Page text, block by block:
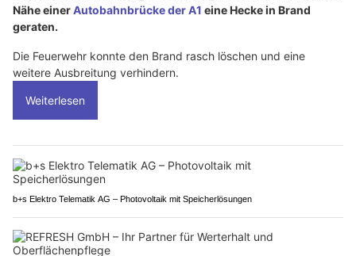
Nähe einerAutobahnbrücke der A1 eine Hecke in Brand
geraten.
Die Feuerwehr konnte den Brand rasch löschen und eine
weitere Ausbreitung verhindern.
Weiterlesen
b+s Elektro Telematik AG – Photovoltaik mit Speicherlösungen